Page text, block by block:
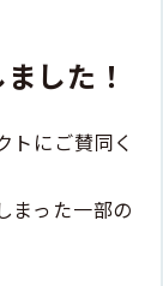
した！
トにご賛同く
まった一部の